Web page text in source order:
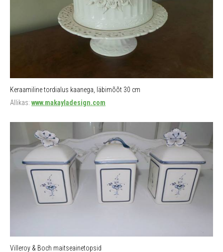
Keraamiline tordialus kaanega, läbimõõt 30 cm
Allikas: www.makayladesign.com
Villeroy & Boch maitseainetopsid